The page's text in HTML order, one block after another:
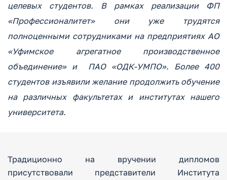
целевых студентов. В рамках реализации ФП
«Профессионалитет» они уже трудятся
полноценными сотрудниками на предприятиях АО
«Уфимское агрегатное производственное
объединение» и ПАО «ОДК-УМПО». Более 400
студентов изъявили желание продолжить обучение
на различных факультетах и институтах нашего
университета.
Традиционно на вручении дипломов
присутствовали представители Института